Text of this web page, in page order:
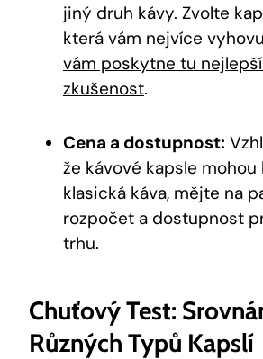
jiný druh kávy. Zvolte
která vám nejvíce
vám poskytne tu
zkušenost.
Cena a dostupnost:
že kávové kapsle
klasická káva, mějte na
rozpočet a dostupnost
trhu.
Chuťový Test:
Různých Typů Kapslí